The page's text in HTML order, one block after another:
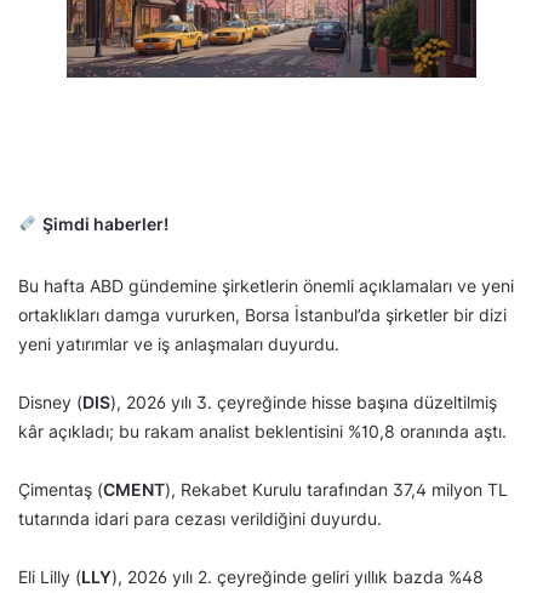
Şimdi haberler!
Bu hafta ABD gündemine şirketlerin önemli açıklamaları ve yeni
ortaklıkları damga vururken, Borsa İstanbul’da şirketler bir dizi
yeni yatırımlar ve iş anlaşmaları duyurdu.
Disney (DIS), 2026 yılı 3. çeyreğinde hisse başına düzeltilmiş
kâr açıkladı; bu rakam analist beklentisini %10,8 oranında aştı.
Çimentaş (CMENT), Rekabet Kurulu tarafından 37,4 milyon TL
tutarında idari para cezası verildiğini duyurdu.
Eli Lilly (LLY), 2026 yılı 2. çeyreğinde geliri yıllık bazda %48